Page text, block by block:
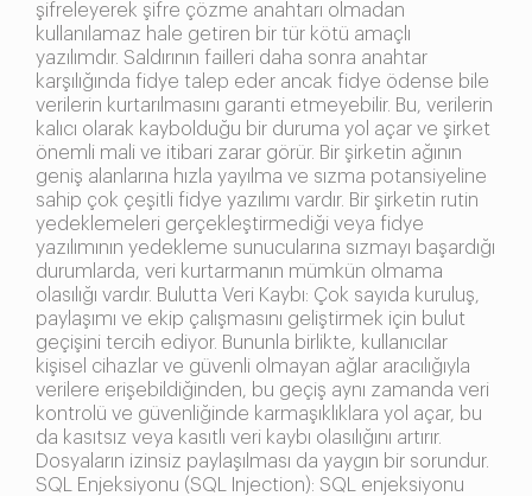
şifreleyerek şifre çözme anahtarı olmadan
kullanılamaz hale getiren bir tür kötü amaçlı
yazılımdır. Saldırının failleri daha sonra anahtar
karşılığında fidye talep eder ancak fidye ödense bile
verilerin kurtarılmasını garanti etmeyebilir. Bu, verilerin
kalıcı olarak kaybolduğu bir duruma yol açar ve şirket
önemli mali ve itibari zarar görür. Bir şirketin ağının
geniş alanlarına hızla yayılma ve sızma potansiyeline
sahip çok çeşitli fidye yazılımı vardır. Bir şirketin rutin
yedeklemeleri gerçekleştirmediği veya fidye
yazılımının yedekleme sunucularına sızmayı başardığı
durumlarda, veri kurtarmanın mümkün olmama
olasılığı vardır. Bulutta Veri Kaybı: Çok sayıda kuruluş,
paylaşımı ve ekip çalışmasını geliştirmek için bulut
geçişini tercih ediyor. Bununla birlikte, kullanıcılar
kişisel cihazlar ve güvenli olmayan ağlar aracılığıyla
verilere erişebildiğinden, bu geçiş aynı zamanda veri
kontrolü ve güvenliğinde karmaşıklıklara yol açar, bu
da kasıtsız veya kasıtlı veri kaybı olasılığını artırır.
Dosyaların izinsiz paylaşılması da yaygın bir sorundur.
SQL Enjeksiyonu (SQL Injection): SQL enjeksiyonu